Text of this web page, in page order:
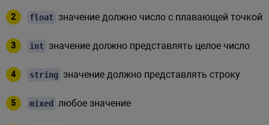
float значение должно число с плавающей точкой
int значение должно представлять целое число
string значение должно представлять строку
mixed любое значение